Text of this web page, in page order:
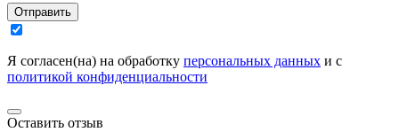
Отправить
Я согласен(на) на обработку персональных данных и с
политикой конфиденциальности
Оставить отзыв